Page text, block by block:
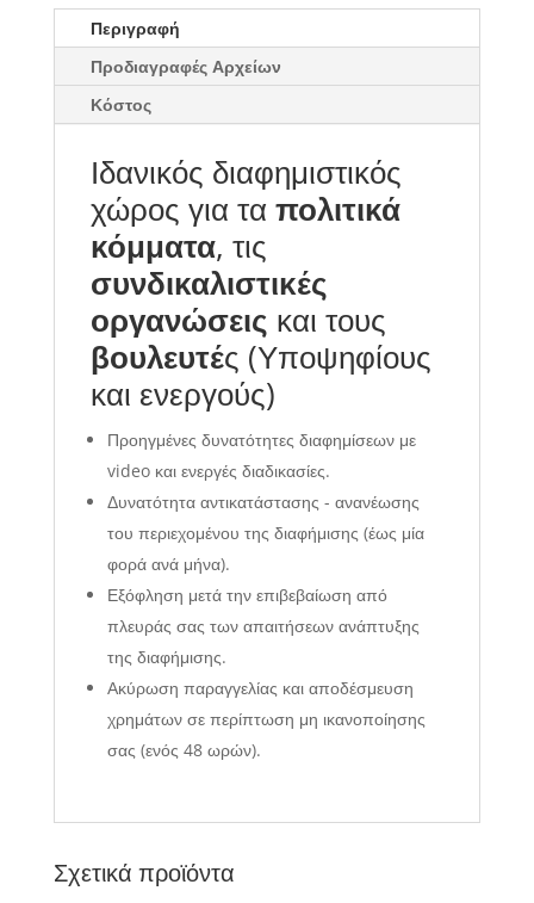
Περιγραφή
Προδιαγραφές Αρχείων
Κόστος
Ιδανικός διαφημιστικός
χώρος για τα πολιτικά
κόμματα, τις
συνδικαλιστικές
οργανώσεις και τους
βουλευτές (Υποψηφίους
και ενεργούς)
Προηγμένες δυνατότητες διαφημίσεων με
video και ενεργές διαδικασίες.
Δυνατότητα αντικατάστασης - ανανέωσης
του περιεχομένου της διαφήμισης (έως μία
φορά ανά μήνα).
Εξόφληση μετά την επιβεβαίωση από
πλευράς σας των απαιτήσεων ανάπτυξης
της διαφήμισης.
Ακύρωση παραγγελίας και αποδέσμευση
χρημάτων σε περίπτωση μη ικανοποίησης
σας (ενός 48 ωρών).
Σχετικά προϊόντα